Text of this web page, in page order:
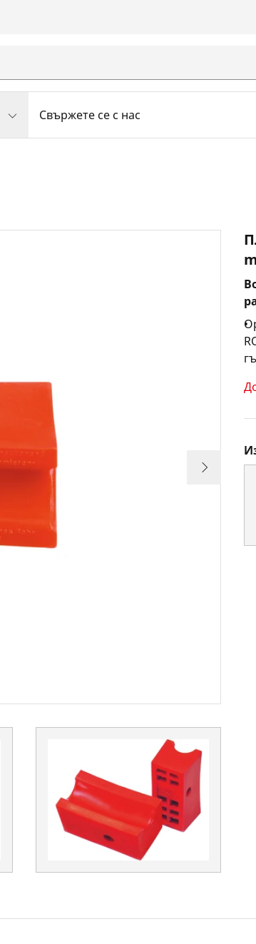
Свържете се с нас